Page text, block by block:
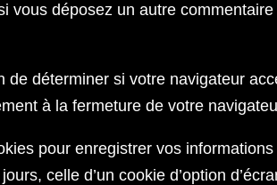
vous déposez un autre
déterminer si votre navigateur
à la fermeture de votre
pour enregistrer vos
celle d’un cookie d’option